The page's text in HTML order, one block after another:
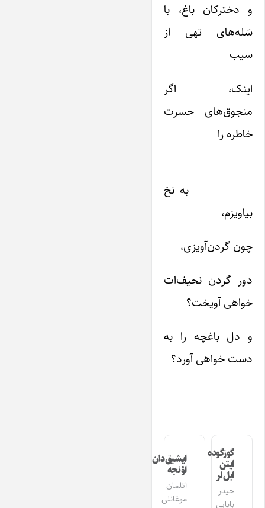
و دخترکان باغ، با
سَله‌‌های تهی از
سیب
اینک، اگر
منجوق‌‌های حسرت
خاطره را
به نخ
بیاویزم،
چون گردن‌‌آویزی،
دور گردن نحیف‌‌ات
خواهی آویخت؟
و دل باغچه را به
دست خواهی آورد؟
گوزگوده
ایتن
ایل‌لر
حیدر
بابایی
ایشیق‌دان
اؤنجه
ائلمان
موغانلی